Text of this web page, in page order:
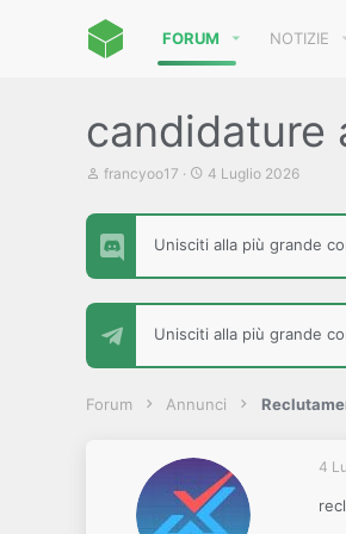
FORUM NOTIZIE
candidature
C
e
a
t
e
u
francyoo17
D
t
d
n
i
z
i
4 Luglio 2026
Unisciti alla più grande
Unisciti alla più grande
Forum Annunci
4